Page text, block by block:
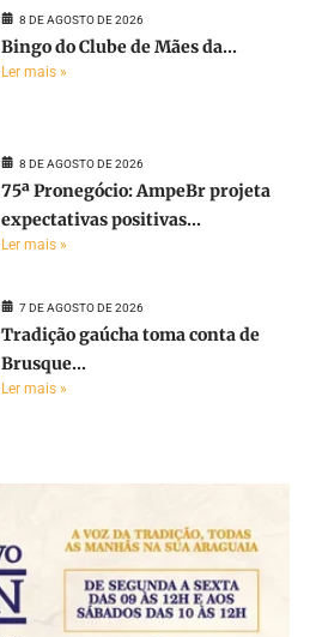
8 DE AGOSTO DE 2026
Bingo do Clube de Mães da...
Ler mais »
8 DE AGOSTO DE 2026
75ª Pronegócio: AmpeBr projeta
expectativas positivas...
Ler mais »
7 DE AGOSTO DE 2026
Tradição gaúcha toma conta de
Brusque...
Ler mais »